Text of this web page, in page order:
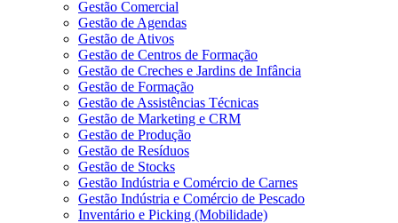
Gestão Comercial
Gestão de Agendas
Gestão de Ativos
Gestão de Centros de Formação
Gestão de Creches e Jardins de Infância
Gestão de Formação
Gestão de Assistências Técnicas
Gestão de Marketing e CRM
Gestão de Produção
Gestão de Resíduos
Gestão de Stocks
Gestão Indústria e Comércio de Carnes
Gestão Indústria e Comércio de Pescado
Inventário e Picking (Mobilidade)